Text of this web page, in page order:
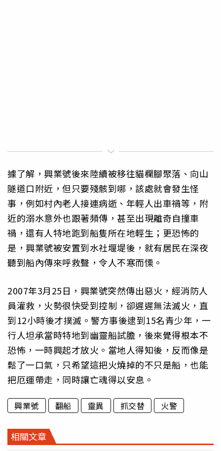
據了解，興業號後來陸續被移往貓欄腳聚落、向山
隧道口附近，但只要殘骸到哪，該處就會發生怪
事，例如村內老人接連病逝、年輕人出車禍等，附
近的溺水意外也跟著頻傳，甚至出現離奇自撞車
禍，還有人特地跑到船隻所在地輕生；更恐怖的
是，興業號被安置到水社堰堤後，就有居民在深夜
聽到船內傳來呼救聲，令人不寒而慄。
2007年3月25日，興業號突然傳出惡火，經消防人
員灌救，火勢很快受到控制，卻遲遲無法滅火，直
到12小時後才撲滅。警方事後逮到15名青少年，一
行人坦承當時特地到幽靈船試膽，後來覺得根本不
恐怖，一時興起才放火。當地人得知後，反而像是
鬆了一口氣，只希望這把火燒掉的不只是船，也能
把厄運帶走，同時讓亡魂得以安息。
興業號 翻船 靈異 抓交替 火警
相關文章